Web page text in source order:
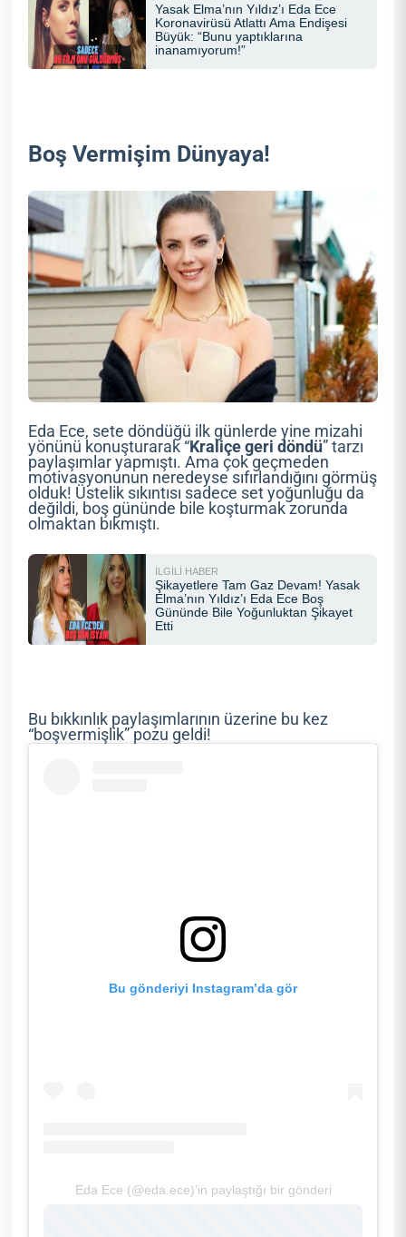
Boş Vermişim Dünyaya!
Eda Ece, sete döndüğü ilk günlerde yine mizahi
yönünü konuşturarak “Kraliçe geri döndü” tarzı
paylaşımlar yapmıştı. Ama çok geçmeden
motivasyonunun neredeyse sıfırlandığını görmüş
olduk! Üstelik sıkıntısı sadece set yoğunluğu da
değildi, boş gününde bile koşturmak zorunda
olmaktan bıkmıştı.
Bu bıkkınlık paylaşımlarının üzerine bu kez
“boşvermişlik” pozu geldi!
Bu gönderiyi Instagram’da gör
Eda Ece (@eda.ece)’in paylaştığı bir gönderi